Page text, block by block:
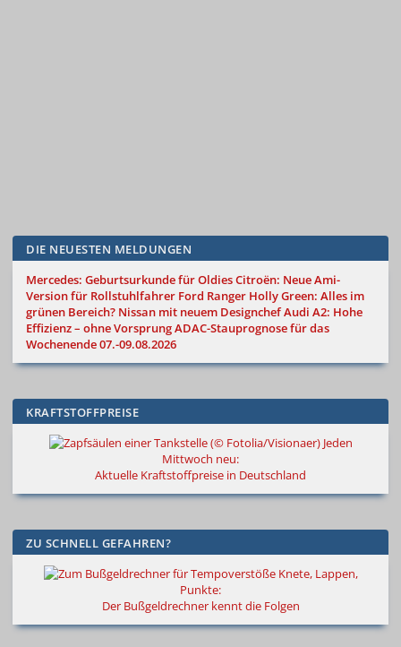
DIE NEUESTEN MELDUNGEN
Mercedes: Geburtsurkunde für OldiesCitroën: Neue Ami-
Version für Rollstuhlfahrer Ford Ranger Holly Green: Alles im
grünen Bereich? Nissan mit neuem DesignchefAudi A2: Hohe
Effizienz – ohne VorsprungADAC-Stauprognose für das
Wochenende 07.-09.08.2026
KRAFTSTOFFPREISE
Jeden
Mittwoch neu:
Aktuelle Kraftstoffpreise in Deutschland
ZU SCHNELL GEFAHREN?
Knete, Lappen,
Punkte:
Der Bußgeldrechner kennt die Folgen